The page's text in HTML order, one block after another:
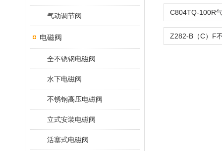
气动调节阀
电磁阀
全不锈钢电磁阀
水下电磁阀
不锈钢高压电磁阀
立式安装电磁阀
活塞式电磁阀